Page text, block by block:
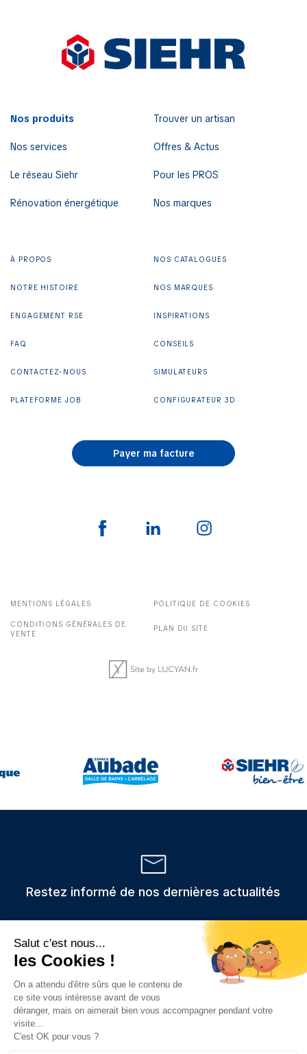
Nos produits
Nos services
Le réseau Siehr
Rénovation énergétique
Trouver un artisan
Offres & Actus
Pour les PROS
Nos marques
À PROPOS
NOTRE HISTOIRE
ENGAGEMENT RSE
FAQ
CONTACTEZ-NOUS
PLATEFORME JOB
NOS CATALOGUES
NOS MARQUES
INSPIRATIONS
CONSEILS
SIMULATEURS
CONFIGURATEUR 3D
Payer ma facture
MENTIONS LÉGALES POLITIQUE DE COOKIES
CONDITIONS GÉNÉRALES DE
VENTE
PLAN DU SITE
Restez informé de nos dernières actualités
Veuillez
laisser
ce
champ
vide.
Les informations recueillies via ce formulaire sont stockées et
utilisées uniquement pour traiter votre demande,
conformément au RGPD.